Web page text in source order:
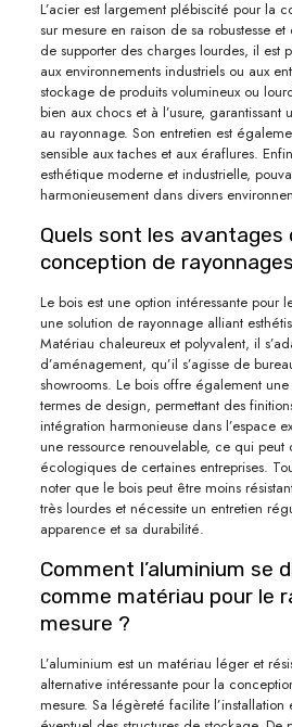
L’acier est largement plébiscité pour la
sur mesure en raison de sa robustesse
de supporter des charges lourdes, il est
aux environnements industriels ou aux
stockage de produits volumineux ou
bien aux chocs et à l’usure,
au rayonnage. Son entretien est
sensible aux taches et aux éraflures.
esthétique moderne et industrielle,
harmonieusement dans divers
Quels sont les avantages
conception de
Le bois est une option intéressante pour
une solution de rayonnage alliant
Matériau chaleureux et polyvalent, il
d’aménagement, qu’il s’agisse de
showrooms. Le bois offre également
termes de design, permettant des
intégration harmonieuse dans l’espace
une ressource renouvelable, ce qui peut
écologiques de certaines entreprises.
noter que le bois peut être moins
très lourdes et nécessite un entretien
apparence et sa durabilité.
Comment l’aluminium se
comme matériau pour le
mesure ?
L’aluminium est un matériau léger et
alternative intéressante pour la
mesure. Sa légèreté facilite